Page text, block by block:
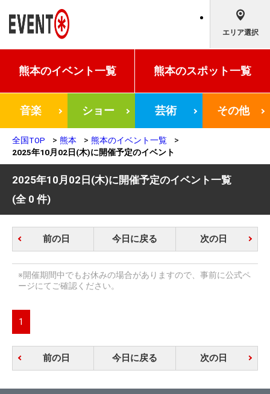
エリア選択
熊本のイベント一覧 熊本のスポット一覧
音楽 ショー 芸術 その他
全国TOP 熊本
熊本のイベント一覧
2025年10月02日(木)に開催予定のイベント
2025年10月02日(木)に開催予定のイベント一覧
(全 0 件)
前の日 今日に戻る 次の日
※開催期間中でもお休みの場合がありますので、事前に公式ペ
ージにてご確認ください。
1
前の日 今日に戻る 次の日